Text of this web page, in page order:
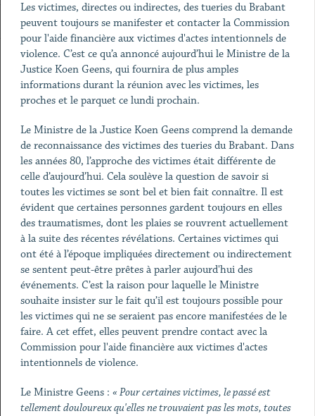
Les victimes, directes ou indirectes, des tueries du Brabant
peuvent toujours se manifester et contacter la Commission
pour l'aide financière aux victimes d'actes intentionnels de
violence. C’est ce qu’a annoncé aujourd’hui le Ministre de la
Justice Koen Geens, qui fournira de plus amples
informations durant la réunion avec les victimes, les
proches et le parquet ce lundi prochain.
Le Ministre de la Justice Koen Geens comprend la demande
de reconnaissance des victimes des tueries du Brabant. Dans
les années 80, l’approche des victimes était différente de
celle d’aujourd’hui. Cela soulève la question de savoir si
toutes les victimes se sont bel et bien fait connaître. Il est
évident que certaines personnes gardent toujours en elles
des traumatismes, dont les plaies se rouvrent actuellement
à la suite des récentes révélations. Certaines victimes qui
ont été à l’époque impliquées directement ou indirectement
se sentent peut-être prêtes à parler aujourd'hui des
événements. C’est la raison pour laquelle le Ministre
souhaite insister sur le fait qu’il est toujours possible pour
les victimes qui ne se seraient pas encore manifestées de le
faire. A cet effet, elles peuvent prendre contact avec la
Commission pour l'aide financière aux victimes d'actes
intentionnels de violence.
Le Ministre Geens : « Pour certaines victimes, le passé est
tellement douloureux qu'elles ne trouvaient pas les mots, toutes